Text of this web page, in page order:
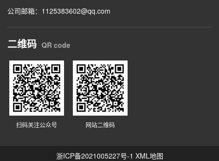
公司邮箱：1125383602@qq.com
二维码 QR code
扫码关注公众号 网站二维码
浙ICP备2021005227号-1 XML地图